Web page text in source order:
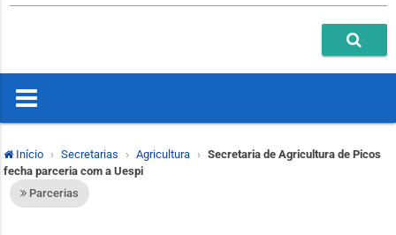
Início Secretarias Agricultura
Secretaria de Agricultura de Picos
fecha parceria com a Uespi
Parcerias